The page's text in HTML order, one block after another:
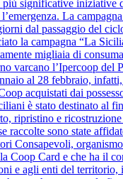
più significative iniziative
La
dal passaggio del
la campagna “La
migliaia di
varcano l’Ipercoop del
al 28 febbraio,
acquistati dai
è stato destinato al
ripristino e
raccolte sono state
Consapevoli,
Coop Card e che ha il
e agli enti del territorio,